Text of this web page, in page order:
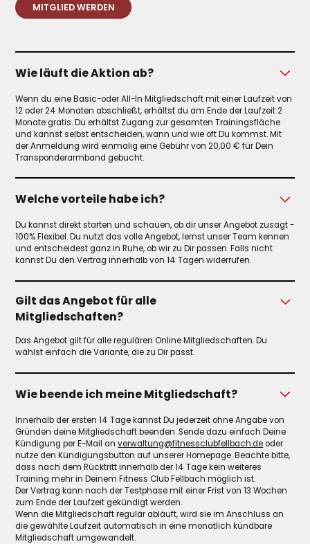
MITGLIED WERDEN
Wie läuft die Aktion ab?
Wenn du eine Basic-oder All-In Mitgliedschaft mit einer Laufzeit von
12 oder 24 Monaten abschließt, erhältst du am Ende der Laufzeit 2
Monate gratis. Du erhältst Zugang zur gesamten Trainingsfläche
und kannst selbst entscheiden, wann und wie oft Du kommst. Mit
der Anmeldung wird einmalig eine Gebühr von 20,00 € für Dein
Transponderarmband gebucht.
Welche vorteile habe ich?
Du kannst direkt starten und schauen, ob dir unser Angebot zusagt -
100% Flexibel. Du nutzt das volle Angebot, lernst unser Team kennen
und entscheidest ganz in Ruhe, ob wir zu Dir passen. Falls nicht
kannst Du den Vertrag innerhalb von 14 Tagen widerrufen.
Gilt das Angebot für alle
Mitgliedschaften?
Das Angebot gilt für alle regulären Online Mitgliedschaften. Du
wählst einfach die Variante, die zu Dir passt.
Wie beende ich meine Mitgliedschaft?
Innerhalb der ersten 14 Tage kannst Du jederzeit ohne Angabe von
Gründen deine Mitgliedschaft beenden. Sende dazu einfach Deine
Kündigung per E-Mail anverwaltung@fitnessclubfellbach.deoder
nutze den Kündigungsbutton auf unserer Homepage. Beachte bitte,
dass nach dem Rücktritt innerhalb der 14 Tage kein weiteres
Training mehr in Deinem Fitness Club Fellbach möglich ist.
Der Vertrag kann nach der Testphase mit einer Frist von 13 Wochen
zum Ende der Laufzeit gekündigt werden.
Wenn die Mitgliedschaft regulär abläuft, wird sie im Anschluss an
die gewählte Laufzeit automatisch in eine monatlich kündbare
Mitgliedschaft umgewandelt.